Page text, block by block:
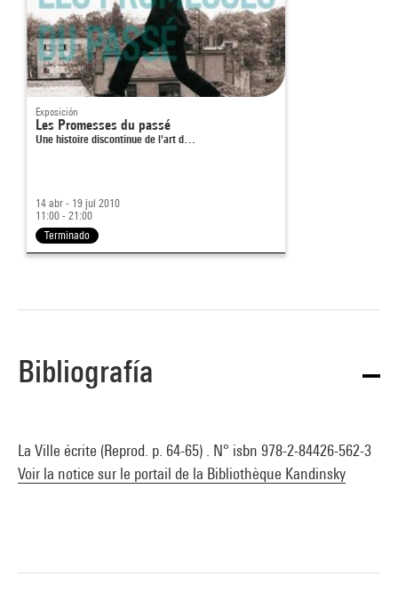
Exposición
Les Promesses du passé
Une histoire discontinue de l'art d…
14 abr - 19 jul 2010
11:00 - 21:00
Terminado
Bibliografía
La Ville écrite (Reprod. p. 64-65) . N° isbn 978-2-84426-562-3
Voir la notice sur le portail de la Bibliothèque Kandinsky